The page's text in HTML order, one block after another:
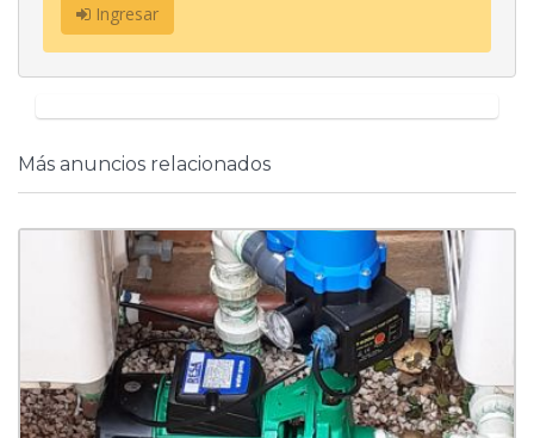
Ingresar
Más anuncios relacionados